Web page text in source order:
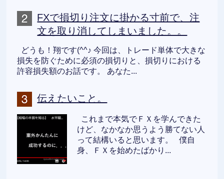
FXで損切り注文に掛かる寸前で、注
文を取り消してしまいました。。
どうも！翔です(^^♪ 今回は、トレード単体で大きな
損失を防ぐために必須の損切りと、損切りにおける
許容損失額のお話です。 あなた...
伝えたいこと。
これまで本気でＦＸを学んできた
けど、なかなか思うよう勝てない人
って結構いると思います。 僕自
身、ＦＸを始めたばかり...